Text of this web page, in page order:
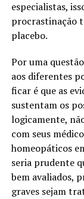
especialistas,
procrastinação
placebo.
Por uma
aos diferentes
ficar é que as
sustentam os
logicamente,
com seus
homeopáticos
seria prudente
bem avaliados,
graves sejam